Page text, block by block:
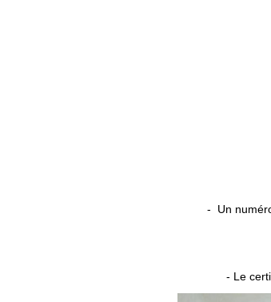
- Un
- Le